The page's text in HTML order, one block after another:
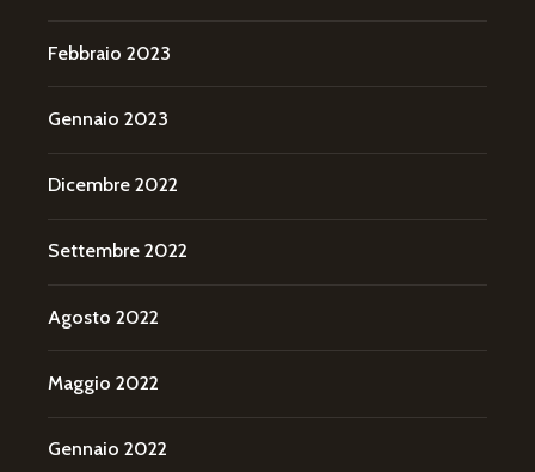
Febbraio 2023
Gennaio 2023
Dicembre 2022
Settembre 2022
Agosto 2022
Maggio 2022
Gennaio 2022